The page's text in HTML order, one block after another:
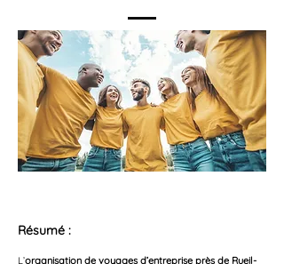
Résumé :
L’organisation de voyages d’entreprise près de Rueil-